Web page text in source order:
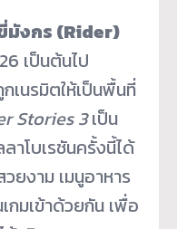
มังกร (Rider)
เป็นต้นไป
เนรมิตให้เป็นพื้นที่
Stories 3เป็น
าโบเรชันครั้งนี้ได้
ยงาม เมนูอาหาร
มเข้าด้วยกัน เพื่อ